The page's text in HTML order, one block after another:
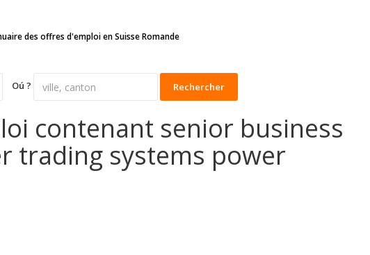
des offres d'emploi en Suisse Romande
Oú ? Rechercher
contenant senior business
trading systems power